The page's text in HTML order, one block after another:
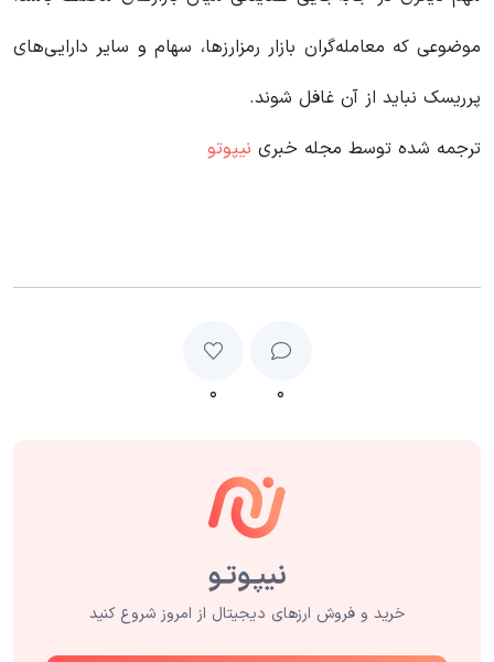
موضوعی که معامله‌گران بازار رمزارزها، سهام و سایر دارایی‌های
پرریسک نباید از آن غافل شوند.
ترجمه شده توسط مجله خبری نیپوتو
۰ ۰
خرید و فروش ارزهای دیجیتال از امروز شروع کنید